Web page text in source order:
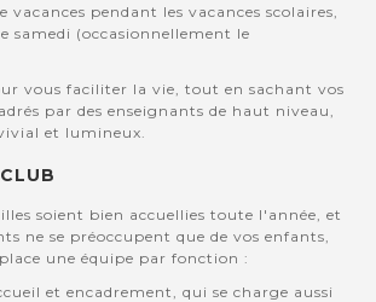
vacances pendant les vacances scolaires,
samedi (occasionnellement le
vous faciliter la vie, tout en sachant vos
par des enseignants de haut niveau,
et lumineux.
soient bien accuellies toute l'année, et
ne se préoccupent que de vos enfants,
une équipe par fonction :
et encadrement, qui se charge aussi